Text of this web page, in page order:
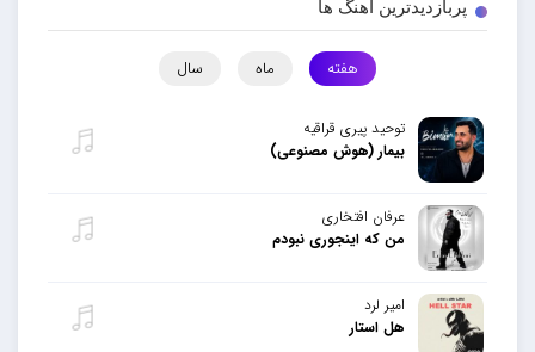
پربازدیدترین آهنگ ها
هفته ماه سال
توحید پیری قراقیه
بیمار (هوش مصنوعی)
عرفان افتخاری
من که اینجوری نبودم
امیر لرد
هل استار